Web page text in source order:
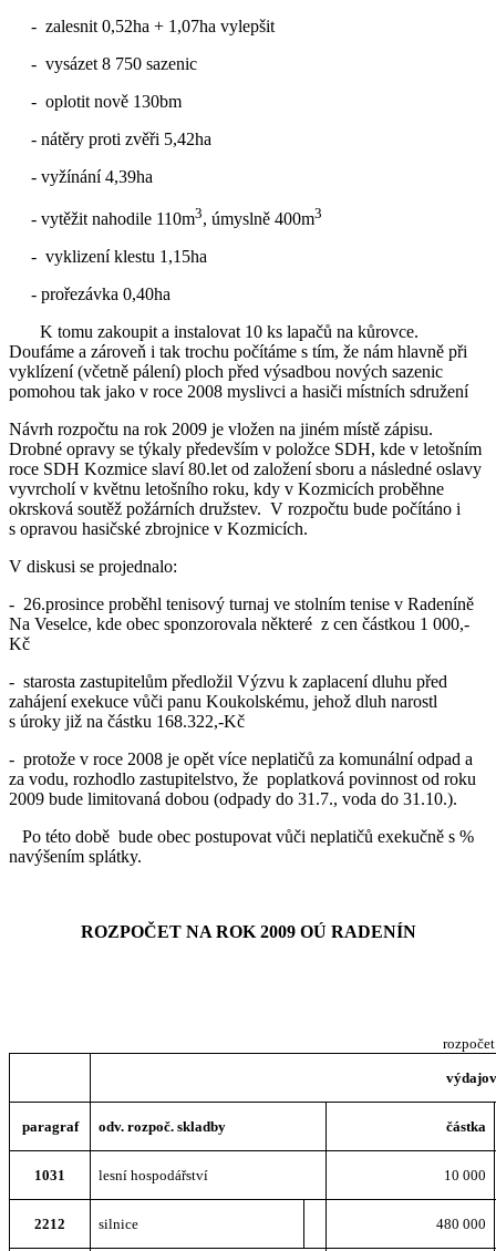
- zalesnit 0,52ha + 1,07ha vylepšit
- vysázet 8 750 sazenic
- oplotit nově 130bm
- nátěry proti zvěři 5,42ha
- vyžínání 4,39ha
- vytěžit nahodile 110m3, úmyslně 400m3
- vyklizení klestu 1,15ha
- prořezávka 0,40ha
K tomu zakoupit a instalovat 10 ks lapačů na kůrovce.
Doufáme a zároveň i tak trochu počítáme s tím, že nám hlavně při
vyklízení (včetně pálení) ploch před výsadbou nových sazenic
pomohou tak jako v roce 2008 myslivci a hasiči místních sdružení
Návrh rozpočtu na rok 2009 je vložen na jiném místě zápisu.
Drobné opravy se týkaly především v položce SDH, kde v letošním
roce SDH Kozmice slaví 80.let od založení sboru a následné oslavy
vyvrcholí v květnu letošního roku, kdy v Kozmicích proběhne
okrsková soutěž požárních družstev. V rozpočtu bude počítáno i
s opravou hasičské zbrojnice v Kozmicích.
V diskusi se projednalo:
- 26.prosince proběhl tenisový turnaj ve stolním tenise v Radeníně
Na Veselce, kde obec sponzorovala některé z cen částkou 1 000,-
Kč
- starosta zastupitelům předložil Výzvu k zaplacení dluhu před
zahájení exekuce vůči panu Koukolskému, jehož dluh narostl
s úroky již na částku 168.322,-Kč
- protože v roce 2008 je opět více neplatičů za komunální odpad a
za vodu, rozhodlo zastupitelstvo, že poplatková povinnost od roku
2009 bude limitovaná dobou (odpady do 31.7., voda do 31.10.).
Po této době bude obec postupovat vůči neplatičů exekučně s %
navýšením splátky.
ROZPOČET NA ROK 2009 OÚ RADENÍN
paragraf odv. rozpoč. skladby částka
1031 lesní hospodářství 10 000
2212 silnice 480 000